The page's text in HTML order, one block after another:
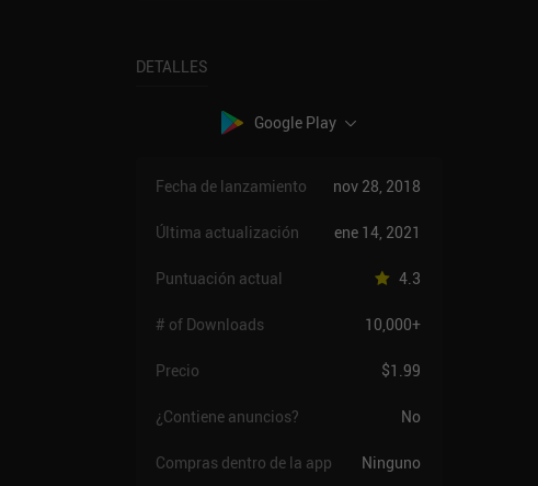
DETALLES
Google Play
Fecha de lanzamiento nov 28, 2018
Última actualización ene 14, 2021
Puntuación actual 4.3
# of Downloads 10,000+
Precio $1.99
¿Contiene anuncios? No
Compras dentro de la app Ninguno